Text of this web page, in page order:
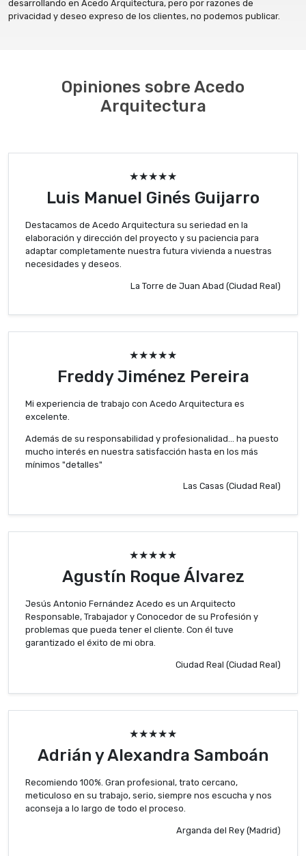
desarrollando en Acedo Arquitectura, pero por razones de
privacidad y deseo expreso de los clientes, no podemos publicar.
Opiniones sobre Acedo
Arquitectura
★★★★★
Luis Manuel Ginés Guijarro
Destacamos de Acedo Arquitectura su seriedad en la
elaboración y dirección del proyecto y su paciencia para
adaptar completamente nuestra futura vivienda a nuestras
necesidades y deseos.
La Torre de Juan Abad (Ciudad Real)
★★★★★
Freddy Jiménez Pereira
Mi experiencia de trabajo con Acedo Arquitectura es
excelente.
Además de su responsabilidad y profesionalidad... ha puesto
mucho interés en nuestra satisfacción hasta en los más
mínimos "detalles"
Las Casas (Ciudad Real)
★★★★★
Agustín Roque Álvarez
Jesús Antonio Fernández Acedo es un Arquitecto
Responsable, Trabajador y Conocedor de su Profesión y
problemas que pueda tener el cliente. Con él tuve
garantizado el éxito de mi obra.
Ciudad Real (Ciudad Real)
★★★★★
Adrián y Alexandra Samboán
Recomiendo 100%. Gran profesional, trato cercano,
meticuloso en su trabajo, serio, siempre nos escucha y nos
aconseja a lo largo de todo el proceso.
Arganda del Rey (Madrid)